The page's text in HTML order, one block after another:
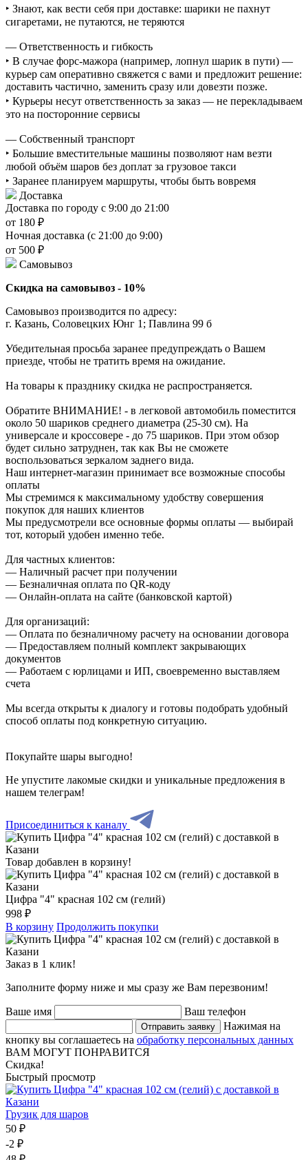
‣ Знают, как вести себя при доставке: шарики не пахнут
сигаретами, не путаются, не теряются
— Ответственность и гибкость
‣ В случае форс-мажора (например, лопнул шарик в пути) —
курьер сам оперативно свяжется с вами и предложит решение:
доставить частично, заменить сразу или довезти позже.
‣ Курьеры несут ответственность за заказ — не перекладываем
это на посторонние сервисы
— Собственный транспорт
‣ Большие вместительные машины позволяют нам везти
любой объём шаров без доплат за грузовое такси
‣ Заранее планируем маршруты, чтобы быть вовремя
Доставка
Доставка по городу с 9:00 до 21:00
от 180 ₽
Ночная доставка (с 21:00 до 9:00)
от 500 ₽
Самовывоз
Скидка на самовывоз - 10%
Самовывоз производится по адресу:
г. Казань, Соловецких Юнг 1; Павлина 99 б
Убедительная просьба заранее предупреждать о Вашем
приезде, чтобы не тратить время на ожидание.
На товары к празднику скидка не распространяется.
Обратите ВНИМАНИЕ! - в легковой автомобиль поместится
около 50 шариков среднего диаметра (25-30 см). На
универсале и кроссовере - до 75 шариков. При этом обзор
будет сильно затруднен, так как Вы не сможете
воспользоваться зеркалом заднего вида.
Наш интернет-магазин принимает все возможные способы
оплаты
Мы стремимся к максимальному удобству совершения
покупок для наших клиентов
Мы предусмотрели все основные формы оплаты — выбирай
тот, который удобен именно тебе.
Для частных клиентов:
— Наличный расчет при получении
— Безналичная оплата по QR-коду
— Онлайн-оплата на сайте (банковской картой)
Для организаций:
— Оплата по безналичному расчету на основании договора
— Предоставляем полный комплект закрывающих
документов
— Работаем с юрлицами и ИП, своевременно выставляем
счета
Мы всегда открыты к диалогу и готовы подобрать удобный
способ оплаты под конкретную ситуацию.
Покупайте шары выгодно!
Не упустите лакомые скидки и уникальные предложения в
нашем телеграм!
Присоединиться к каналу
Товар добавлен в корзину!
Цифра "4" красная 102 см (гелий)
998 ₽
В корзину Продолжить покупки
Заказ в 1 клик!
Заполните форму ниже и мы сразу же Вам перезвоним!
Ваше имя Ваш телефон
Отправить заявку
Нажимая на
кнопку вы соглашаетесь на обработку персональных данных
ВАМ МОГУТ ПОНРАВИТСЯ
Скидка!
Быстрый просмотр
Грузик для шаров
50 ₽
-2 ₽